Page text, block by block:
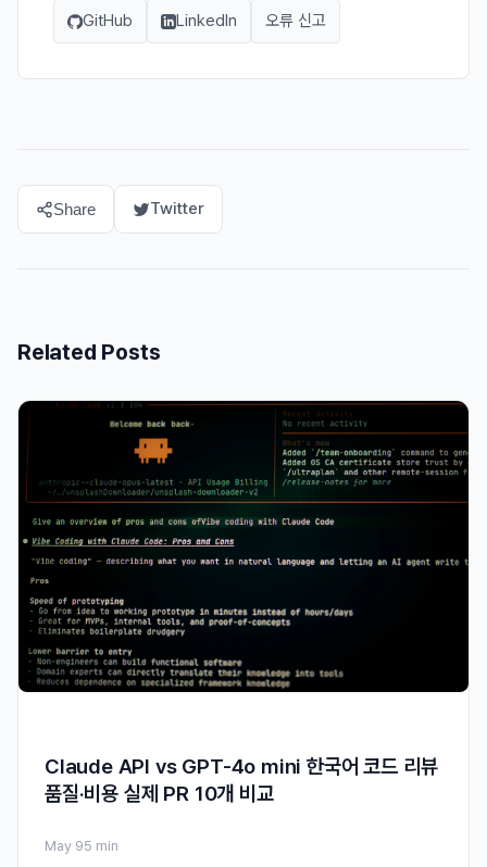
GitHub LinkedIn 오류 신고
Share Twitter
Related Posts
Claude API vs GPT-4o mini 한국어 코드 리뷰
품질·비용 실제 PR 10개 비교
May 95 min